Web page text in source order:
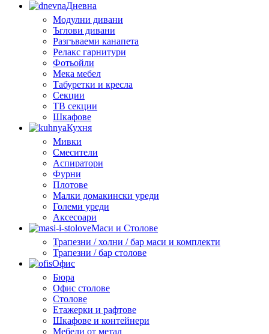
Дневна
Модулни дивани
Ъглови дивани
Разгъваеми канапета
Релакс гарнитури
Фотьойли
Мека мебел
Табуретки и кресла
Секции
ТВ секции
Шкафове
Кухня
Мивки
Смесители
Аспиратори
Фурни
Плотове
Малки домакински уреди
Големи уреди
Аксесоари
Маси и Столове
Трапезни / холни / бар маси и комплекти
Трапезни / бар столове
Офис
Бюра
Офис столове
Столове
Етажерки и рафтове
Шкафове и контейнери
Мебели от метал